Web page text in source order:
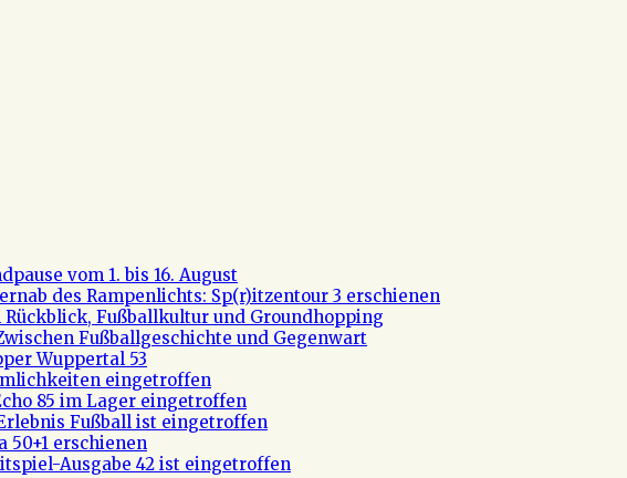
vom 1. bis 16. August
des Rampenlichts: Sp(r)itzentour 3 erschienen
Rückblick, Fußballkultur und Groundhopping
Fußballgeschichte und Gegenwart
Wuppertal 53
eingetroffen
85 im Lager eingetroffen
Fußball ist eingetroffen
50+1 erschienen
Ausgabe 42 ist eingetroffen